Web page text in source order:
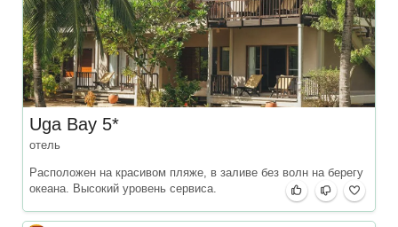
Uga Bay 5*
отель
Расположен на красивом пляже, в заливе без волн на берегу
океана. Высокий уровень сервиса.